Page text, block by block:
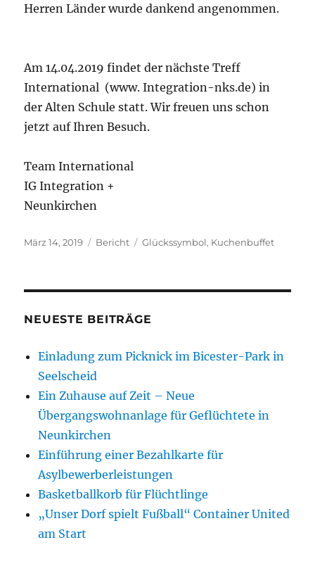
Herren Länder wurde dankend angenommen.
Am 14.04.2019 findet der nächste Treff
International (www. Integration-nks.de) in
der Alten Schule statt. Wir freuen uns schon
jetzt auf Ihren Besuch.
Team International
IG Integration +
Neunkirchen
Veröffentlicht
März 14, 2019 Kategorien
Bericht Schlagwörter
Glückssymbol, Kuchenbuffet
NEUESTE BEITRÄGE
Einladung zum Picknick im Bicester-Park in
Seelscheid
Ein Zuhause auf Zeit – Neue
Übergangswohnanlage für Geflüchtete in
Neunkirchen
Einführung einer Bezahlkarte für
Asylbewerberleistungen
Basketballkorb für Flüchtlinge
„Unser Dorf spielt Fußball“ Container United
am Start